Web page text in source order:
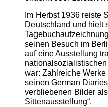
Im Herbst 1936 reiste
Deutschland und hielt
seinen Besuch im
auf eine Ausstellung
war: Zahlreiche
seinen German
verbliebenen Bilder
Sittenausstellung“.